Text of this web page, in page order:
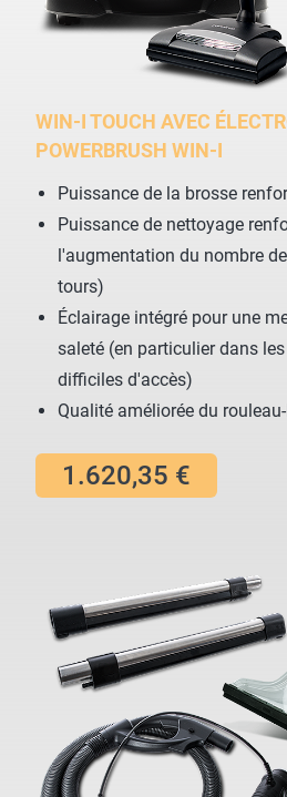
WIN-I TOUCH AVEC
POWERBRUSH WIN-I
Puissance de la brosse
Puissance de nettoyage
l'augmentation du nombre
tours)
Éclairage intégré pour une
saleté (en particulier dans
difficiles d'accès)
Qualité améliorée du
1.620,35 €